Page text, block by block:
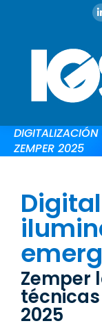
ZEMPER 2025
Zemper
2025